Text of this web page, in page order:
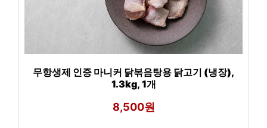
무항생제 인증 마니커 닭볶음탕용 닭고기 (냉장),
1.3kg, 1개
8,500원